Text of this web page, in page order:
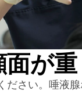
が
さい。唾液